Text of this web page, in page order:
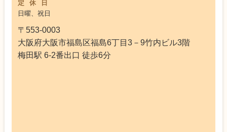
定休日
日曜、祝日
〒553-0003
大阪府大阪市福島区福島6丁目3－9竹内ビル3階
梅田駅 6-2番出口 徒歩6分